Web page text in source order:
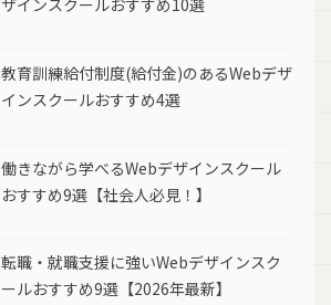
ザインスクールおすすめ10選
教育訓練給付制度(給付金)のあるWebデザ
インスクールおすすめ4選
働きながら学べるWebデザインスクール
おすすめ9選【社会人必見！】
転職・就職支援に強いWebデザインスク
ールおすすめ9選【2026年最新】